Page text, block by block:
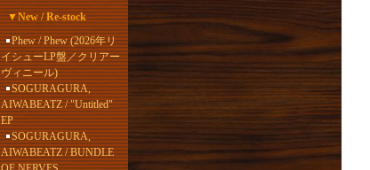
New / Re-stock
Phew / Phew (2026年リ
イシューLP盤／クリアー
ヴィニール)
SOGURAGURA,
AIWABEATZ / "Untitled"
EP
SOGURAGURA,
AIWABEATZ / BUNDLE